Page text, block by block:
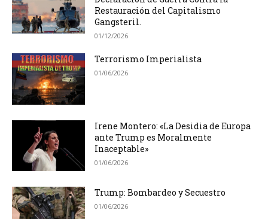
Restauración del Capitalismo
Gangsteril.
01/12/2026
Terrorismo Imperialista
01/06/2026
Irene Montero: «La Desidia de Europa
ante Trump es Moralmente
Inaceptable»
01/06/2026
Trump: Bombardeo y Secuestro
01/06/2026